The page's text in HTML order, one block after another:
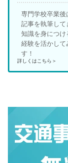
専門学校卒業
記事を執筆し
知識を身につ
経験を活かして
す！
詳しくはこちら＞